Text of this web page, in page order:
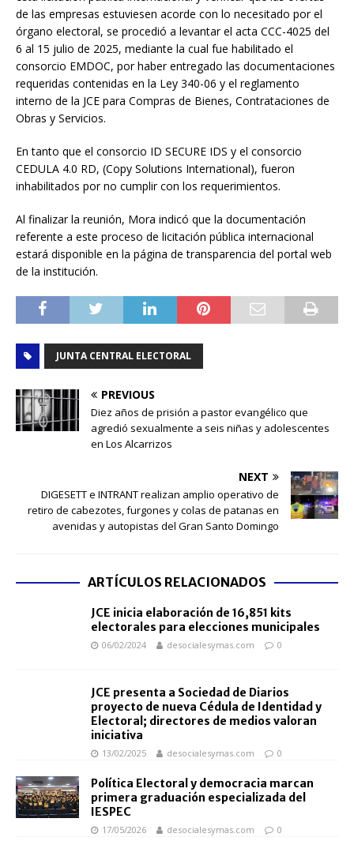
de las empresas estuviesen acorde con lo necesitado por el
órgano electoral, se procedió a levantar el acta CCC-4025 del
6 al 15 julio de 2025, mediante la cual fue habilitado el
consorcio EMDOC, por haber entregado las documentaciones
requeridas contenidas en la Ley 340-06 y el reglamento
interno de la JCE para Compras de Bienes, Contrataciones de
Obras y Servicios.
En tanto que el consorcio ID SECURE IDS y el consorcio
CEDULA 4.0 RD, (Copy Solutions International), fueron
inhabilitados por no cumplir con los requerimientos.
Al finalizar la reunión, Mora indicó que la documentación
referente a este proceso de licitación pública internacional
estará disponible en la página de transparencia del portal web
de la institución.
JUNTA CENTRAL ELECTORAL
PREVIOUS
Diez años de prisión a pastor evangélico que
agredió sexualmente a seis niñas y adolescentes
en Los Alcarrizos
NEXT
DIGESETT e INTRANT realizan amplio operativo de
retiro de cabezotes, furgones y colas de patanas en
avenidas y autopistas del Gran Santo Domingo
ARTÍCULOS RELACIONADOS
JCE inicia elaboración de 16,851 kits
electorales para elecciones municipales
06/02/2024 desocialesymas.com 0
JCE presenta a Sociedad de Diarios
proyecto de nueva Cédula de Identidad y
Electoral; directores de medios valoran
iniciativa
13/02/2025 desocialesymas.com 0
Política Electoral y democracia marcan
primera graduación especializada del
IESPEC
17/05/2026 desocialesymas.com 0